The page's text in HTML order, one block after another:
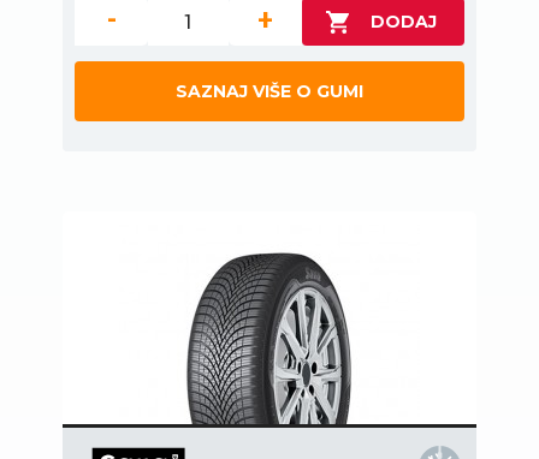
- +
SAZNAJ VIŠE O GUMI